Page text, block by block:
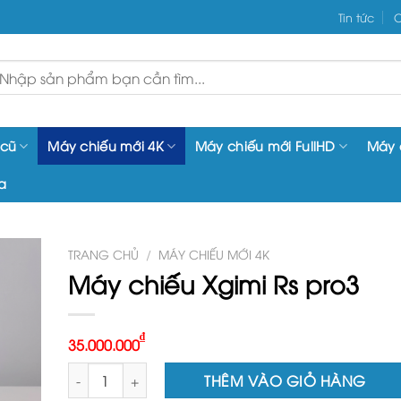
Tin tức
Máy chiếu mới 4K Máy chiếu mới FullHD Máy
TRANG CHỦ / MÁY CHIẾU MỚI 4K
Máy chiếu Xgimi Rs pro3
35.000.000₫
Máy chiếu Xgimi Rs pro3 số lượngTHÊM VÀO GIỎ HÀNG